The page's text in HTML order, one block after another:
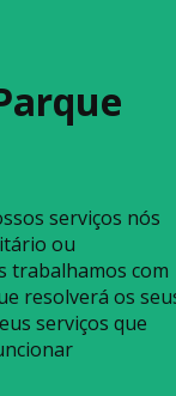
serviços nós
ou
trabalhamos com
resolverá os
serviços que